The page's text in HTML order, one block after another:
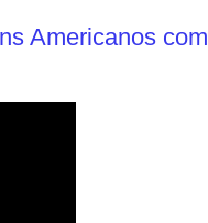
Americanos com